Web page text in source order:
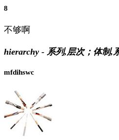
8
不够啊
hierarchy - 系列,层次；体制,
mfdihswc